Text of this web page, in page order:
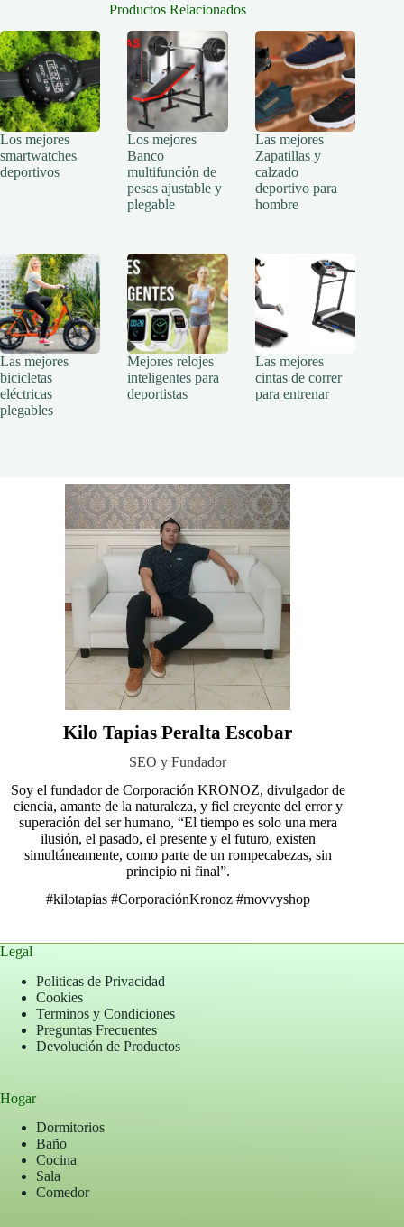
Productos Relacionados
Los mejores
smartwatches
deportivos
Los mejores
Banco
multifunción de
pesas ajustable y
plegable
Las mejores
Zapatillas y
calzado
deportivo para
hombre
Las mejores
bicicletas
eléctricas
plegables
Mejores relojes
inteligentes para
deportistas
Las mejores
cintas de correr
para entrenar
Kilo Tapias Peralta Escobar
SEO y Fundador
Soy el fundador de Corporación KRONOZ, divulgador de
ciencia, amante de la naturaleza, y fiel creyente del error y
superación del ser humano, “El tiempo es solo una mera
ilusión, el pasado, el presente y el futuro, existen
simultáneamente, como parte de un rompecabezas, sin
principio ni final”.
#kilotapias #CorporaciónKronoz #movvyshop
Legal
Politicas de Privacidad
Cookies
Terminos y Condiciones
Preguntas Frecuentes
Devolución de Productos
Hogar
Dormitorios
Baño
Cocina
Sala
Comedor